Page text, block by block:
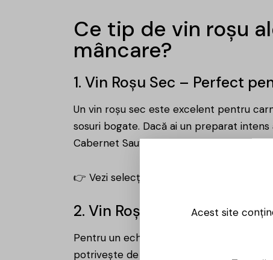
Ce tip de vin roșu
mâncare?
1. Vin Roșu Sec – Perfect
Un vin roșu sec este excelent pentru
sosuri bogate. Dacă ai un preparat
Cabernet Sauvignon sau Syrah sunt
👉 Vezi selecția noastră de
2. Vin Roșu Demisec –
Pentru un echilibru perfect între
potrivește de minune cu pui, curcan,
Acest site